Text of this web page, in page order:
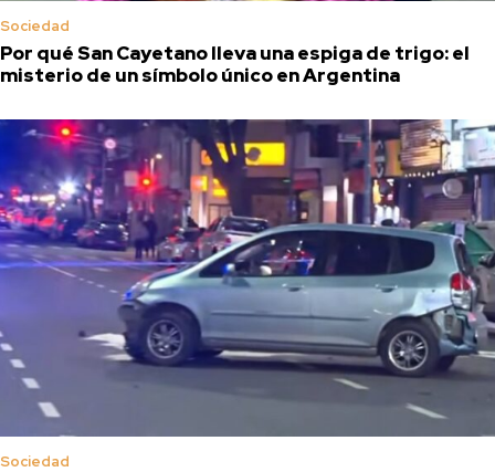
Sociedad
Por qué San Cayetano lleva una espiga de trigo: el
misterio de un símbolo único en Argentina
Sociedad